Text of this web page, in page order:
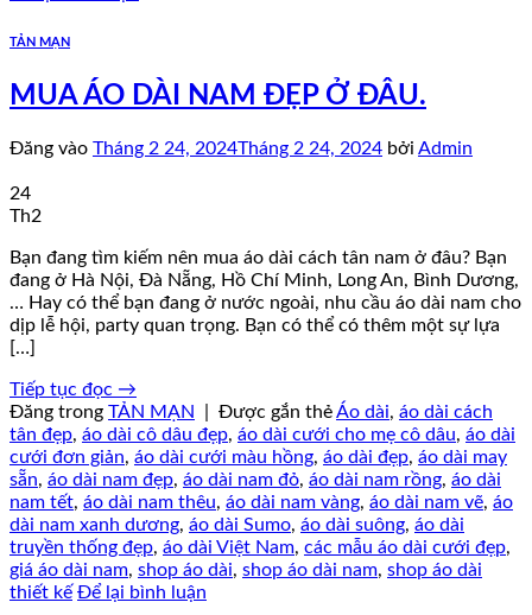
TẢN MẠN
MUA ÁO DÀI NAM ĐẸP Ở ĐÂU.
Đăng vào Tháng 2 24, 2024Tháng 2 24, 2024 bởi Admin
24
Th2
Bạn đang tìm kiếm nên mua áo dài cách tân nam ở đâu? Bạn
đang ở Hà Nội, Đà Nẵng, Hồ Chí Minh, Long An, Bình Dương,
… Hay có thể bạn đang ở nước ngoài, nhu cầu áo dài nam cho
dịp lễ hội, party quan trọng. Bạn có thể có thêm một sự lựa
[…]
Tiếp tục đọc →
Đăng trong TẢN MẠN Được gắn thẻÁo dài, áo dài cách
tân đẹp, áo dài cô dâu đẹp, áo dài cưới cho mẹ cô dâu, áo dài
cưới đơn giản, áo dài cưới màu hồng, áo dài đẹp, áo dài may
sẵn, áo dài nam đẹp, áo dài nam đỏ, áo dài nam rồng, áo dài
nam tết, áo dài nam thêu, áo dài nam vàng, áo dài nam vẽ, áo
dài nam xanh dương, áo dài Sumo, áo dài suông, áo dài
truyền thống đẹp, áo dài Việt Nam, các mẫu áo dài cưới đẹp,
giá áo dài nam, shop áo dài, shop áo dài nam, shop áo dài
thiết kế Để lại bình luận